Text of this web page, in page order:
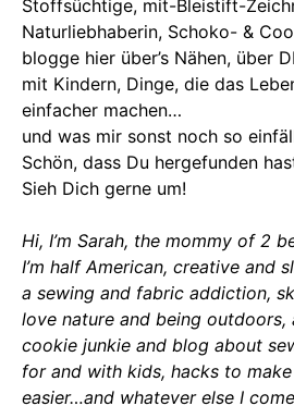
Stoffsüchtige, mit-Bleistift-
Naturliebhaberin, Schoko- &
blogge hier über’s Nähen, über
mit Kindern, Dinge, die das
einfacher machen…
und was mir sonst noch so
Schön, dass Du hergefunden
Sieh Dich gerne um!
Hi, I’m Sarah, the mommy of 2
I’m half American, creative and
a sewing and fabric addiction,
love nature and being outdoors,
cookie junkie and blog about
for and with kids, hacks to
easier…and whatever else I